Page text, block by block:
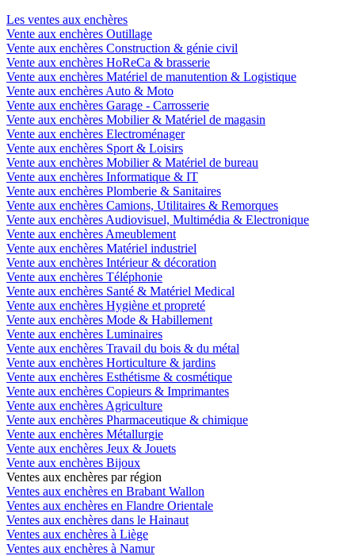
Les ventes aux enchères
Vente aux enchères Outillage
Vente aux enchères Construction & génie civil
Vente aux enchères HoReCa & brasserie
Vente aux enchères Matériel de manutention & Logistique
Vente aux enchères Auto & Moto
Vente aux enchères Garage - Carrosserie
Vente aux enchères Mobilier & Matériel de magasin
Vente aux enchères Electroménager
Vente aux enchères Sport & Loisirs
Vente aux enchères Mobilier & Matériel de bureau
Vente aux enchères Informatique & IT
Vente aux enchères Plomberie & Sanitaires
Vente aux enchères Camions, Utilitaires & Remorques
Vente aux enchères Audiovisuel, Multimédia & Electronique
Vente aux enchères Ameublement
Vente aux enchères Matériel industriel
Vente aux enchères Intérieur & décoration
Vente aux enchères Téléphonie
Vente aux enchères Santé & Matériel Medical
Vente aux enchères Hygiène et propreté
Vente aux enchères Mode & Habillement
Vente aux enchères Luminaires
Vente aux enchères Travail du bois & du métal
Vente aux enchères Horticulture & jardins
Vente aux enchères Esthétisme & cosmétique
Vente aux enchères Copieurs & Imprimantes
Vente aux enchères Agriculture
Vente aux enchères Pharmaceutique & chimique
Vente aux enchères Métallurgie
Vente aux enchères Jeux & Jouets
Vente aux enchères Bijoux
Ventes aux enchères par région
Ventes aux enchères en Brabant Wallon
Ventes aux enchères en Flandre Orientale
Ventes aux enchères dans le Hainaut
Ventes aux enchères à Liège
Ventes aux enchères à Namur